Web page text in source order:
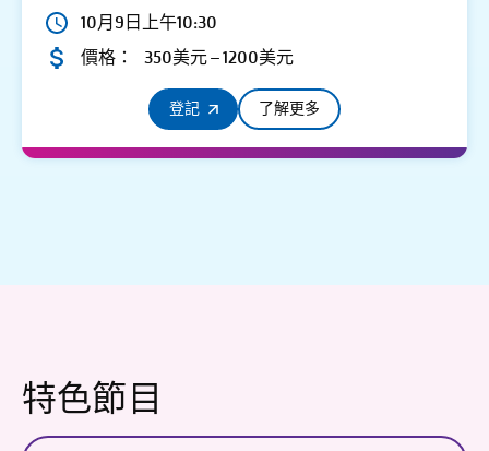
10月9日上午10:30
價格：
350美元 – 1200美元
登記 了解更多
特色節目